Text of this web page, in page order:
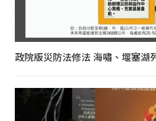
政院版災防法修法 海嘯、堰塞湖